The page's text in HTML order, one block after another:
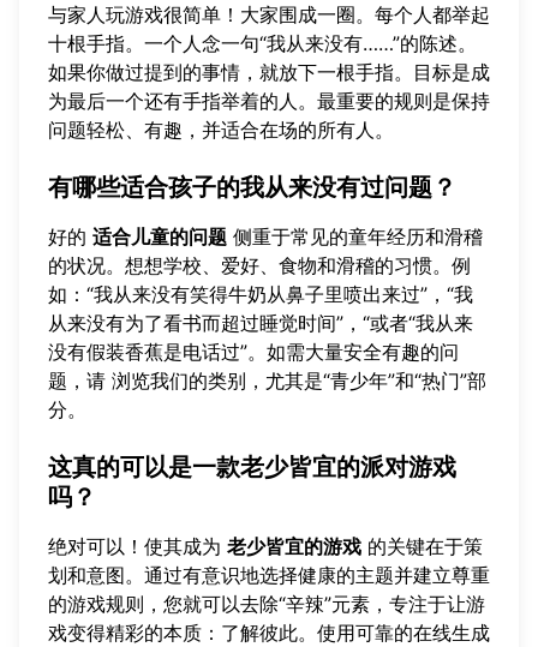
与家人玩游戏很简单！大家围成一圈。每个人都举起
十根手指。一个人念一句“我从来没有……”的陈述。
如果你做过提到的事情，就放下一根手指。目标是成
为最后一个还有手指举着的人。最重要的规则是保持
问题轻松、有趣，并适合在场的所有人。
有哪些适合孩子的我从来没有过问题？
好的 适合儿童的问题 侧重于常见的童年经历和滑稽
的状况。想想学校、爱好、食物和滑稽的习惯。例
如：“我从来没有笑得牛奶从鼻子里喷出来过”，“我
从来没有为了看书而超过睡觉时间”，“或者“我从来
没有假装香蕉是电话过”。如需大量安全有趣的问
题，请 浏览我们的类别 ，尤其是“青少年”和“热门”部
分。
这真的可以是一款老少皆宜的派对游戏
吗？
绝对可以！使其成为 老少皆宜的游戏 的关键在于策
划和意图。通过有意识地选择健康的主题并建立尊重
的游戏规则，您就可以去除“辛辣”元素，专注于让游
戏变得精彩的本质：了解彼此。使用可靠的在线生成